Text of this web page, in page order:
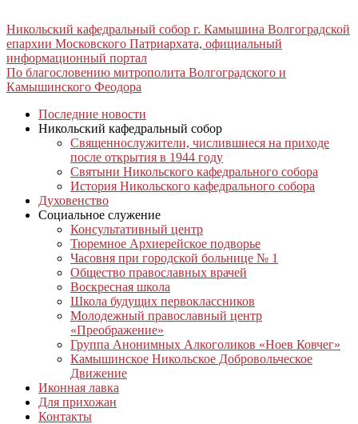
Никольский кафедральный собор г. Камышина Волгоградской
епархии Московского Патриархата, официальный
информационный портал
По благословению митрополита Волгоградского и
Камышинского Феодора
Последние новости
Никольский кафедральный собор
Священнослужители, числившиеся на приходе
после открытия в 1944 году
Святыни Никольского кафедрального собора
История Никольского кафедрального собора
Духовенство
Социальное служение
Консультативный центр
Тюремное Архиерейское подворье
Часовня при городской больнице № 1
Общество православных врачей
Воскресная школа
Школа будущих первоклассников
Молодежный православный центр
«Преображение»
Группа Анонимных Алкоголиков «Ноев Ковчег»
Камышинское Никольское Добровольческое
Движение
Иконная лавка
Для прихожан
Контакты